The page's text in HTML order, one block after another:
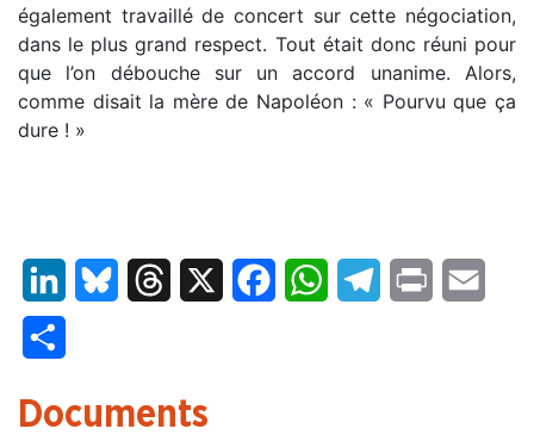
également travaillé de concert sur cette négociation,
dans le plus grand respect. Tout était donc réuni pour
que l’on débouche sur un accord unanime. Alors,
comme disait la mère de Napoléon : « Pourvu que ça
dure ! »
LinkedInBluesky Threads FacebookWhatsAppTelegram
Print
Documents